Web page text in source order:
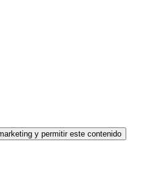
y permitir este contenido